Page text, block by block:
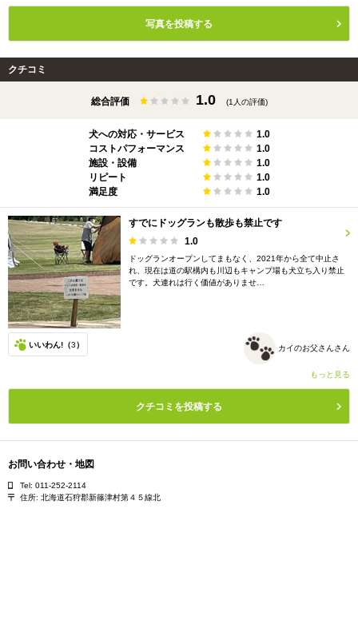
写真を投稿する
クチコミ
総合評価 1.0 (1人の評価)
犬への対応・サービス
1.0
コストパフォーマンス
1.0
施設・設備
1.0
リピート
1.0
満足度
1.0
すでにドッグランも散歩も禁止です
1.0
ドッグランオープンしてまもなく、2021年から全て中止さ
れ、現在は道の駅構内も川辺もキャンプ場も犬立ち入り禁止
です。犬連れは行く価値がありませ…
いいわん!（3） カイのお父さんさん
もっと見る
クチコミを投稿する
お問い合わせ・地図
Tel: 011-252-2114
住所: 北海道石狩郡新篠津村第４５線北